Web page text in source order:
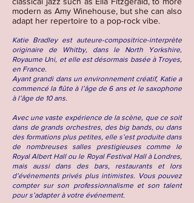
modern as Amy Winehouse, but she can also
adapt her repertoire to a pop-rock vibe.
Katie Bradley est auteure-compositrice-interprète
originaire de Whitby, dans le North Yorkshire,
Royaume Uni, et elle est désormais basée à Troyes,
en France.
Ayant grandi dans un environnement créatif, Katie a
commencé la flûte à l’âge de 6 ans et le saxophone
à l’âge de 10 ans.
Avec une vaste expérience de la scène, que ce soit
dans de grands orchestres, des big bands, ou dans
des formations plus petites, elle s’est produite dans
de nombreuses salles prestigieuses comme le
Royal Albert Hall ou le Royal Festival Hall à Londres,
mais aussi dans des bars, restaurants et lors
d’événements privés plus intimistes. Vous pouvez
compter sur son professionnalisme et son talent
pour s’adapter à votre événement.